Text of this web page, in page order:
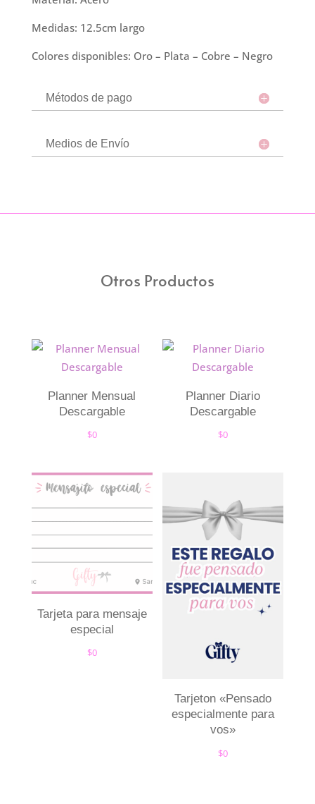
Medidas: 12.5cm largo
Colores disponibles: Oro – Plata – Cobre – Negro
Métodos de pago
Medios de Envío
Otros Productos
Planner Mensual
Descargable
$0
Planner Diario
Descargable
$0
Tarjeta para mensaje
especial
$0
Tarjeton «Pensado
especialmente para
vos»
$0